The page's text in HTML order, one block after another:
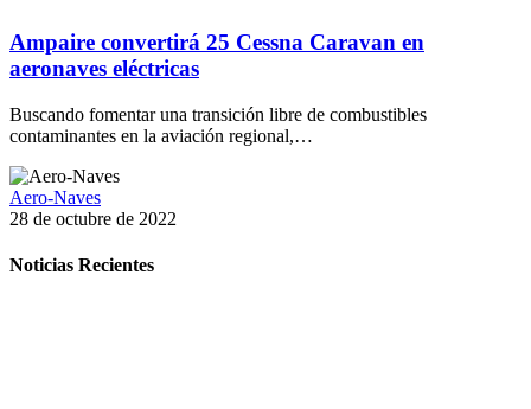
Ampaire convertirá 25 Cessna Caravan en
aeronaves eléctricas
Buscando fomentar una transición libre de combustibles
contaminantes en la aviación regional,…
Aero-Naves
28 de octubre de 2022
Noticias Recientes